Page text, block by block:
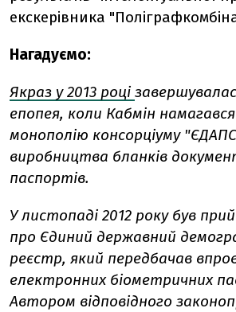
екскерівника
Нагадуємо:
Якраз у 2013 році
епопея, коли Кабмін
монополію консорціуму
виробництва бланків
паспортів.
У листопаді 2012 року був
про Єдиний державний
реєстр, який передбачав
електронних біометричних
Автором відповідного